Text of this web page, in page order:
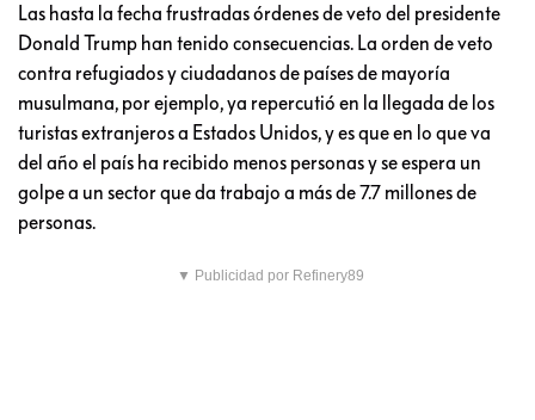
Las hasta la fecha frustradas órdenes de veto del presidente
Donald Trump han tenido consecuencias. La orden de veto
contra refugiados y ciudadanos de países de mayoría
musulmana, por ejemplo, ya repercutió en la llegada de los
turistas extranjeros a Estados Unidos, y es que en lo que va
del año el país ha recibido menos personas y se espera un
golpe a un sector que da trabajo a más de 7.7 millones de
personas.
▼ Publicidad por Refinery89